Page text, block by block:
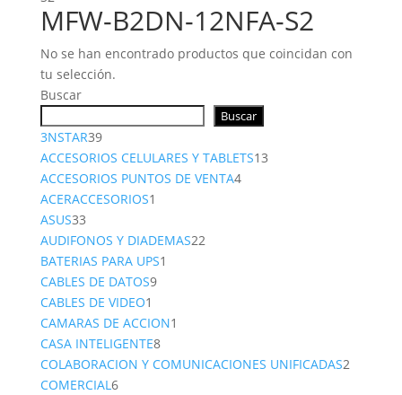
MFW-B2DN-12NFA-S2
No se han encontrado productos que coincidan con
tu selección.
Buscar
Buscar
3NSTAR3939
productos
ACCESORIOS CELULARES Y TABLETS1313
ACCESORIOS PUNTOS DE VENTA44
ACERACCESORIOS1
ASUS3333
productos
AUDIFONOS Y DIADEMAS2222
BATERIAS PARA UPS1
CABLES DE DATOS99
CABLES DE VIDEO1
producto
CAMARAS DE ACCION1
CASA INTELIGENTE88
productos
COLABORACION Y COMUNICACIONES UNIFICADAS22
COMERCIAL66